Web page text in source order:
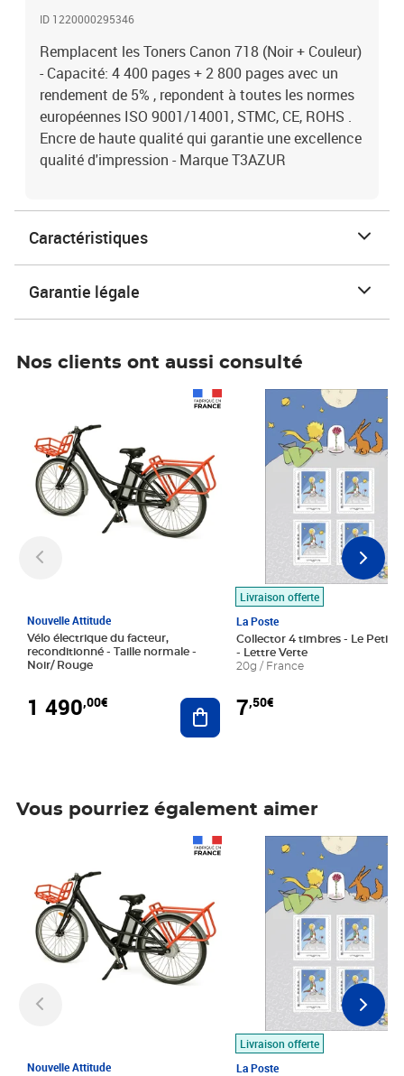
ID 1220000295346
Remplacent les Toners Canon 718 (Noir + Couleur)
- Capacité: 4 400 pages + 2 800 pages avec un
rendement de 5% , repondent à toutes les normes
européennes ISO 9001/14001, STMC, CE, ROHS .
Encre de haute qualité qui garantie une excellence
qualité d'impression - Marque T3AZUR
Caractéristiques
Garantie légale
Nos clients ont aussi consulté
Nouvelle Attitude
Vélo électrique du facteur,
reconditionné - Taille normale -
Noir/ Rouge
1 490,00€ Ajouter au panier
Livraison offerte
La Poste
Collector 4 timbres - Le Petit
- Lettre Verte
20g / France
7,50€
Prix 7,50€
Vous pourriez également aimer
Nouvelle Attitude
Livraison offerte
La Poste
Prix 7,50€